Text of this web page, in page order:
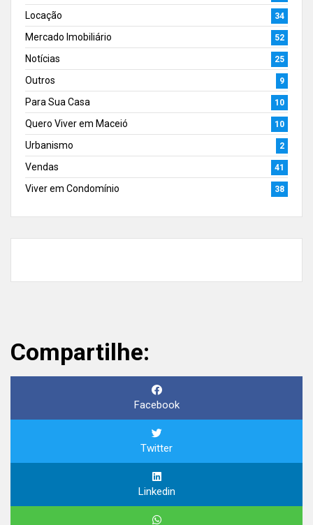
Locação 34
Mercado Imobiliário 52
Notícias 25
Outros 9
Para Sua Casa 10
Quero Viver em Maceió 10
Urbanismo 2
Vendas 41
Viver em Condomínio 38
Compartilhe:
Facebook
Twitter
Linkedin